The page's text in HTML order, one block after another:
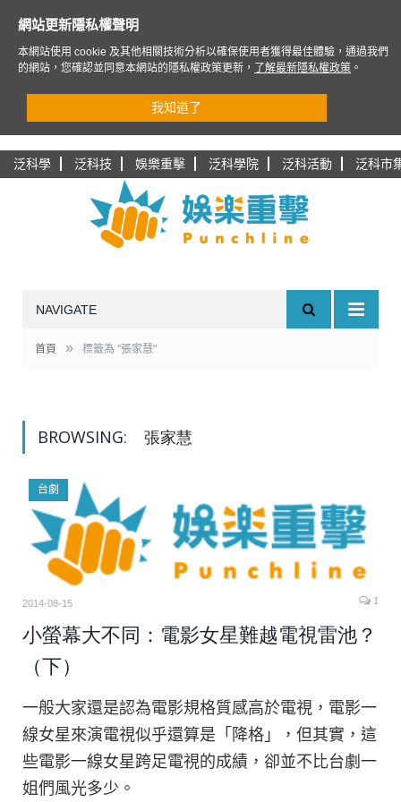
泛科學 泛科技 娛樂重擊 泛科學院 泛科活動 泛科市
NAVIGATE
首頁 » 標籤為 "張家慧"
BROWSING: 張家慧
台劇
2014-08-15 1
小螢幕大不同：電影女星難越電視雷池？
（下）
一般大家還是認為電影規格質感高於電視，電影一
線女星來演電視似乎還算是「降格」，但其實，這
些電影一線女星跨足電視的成績，卻並不比台劇一
姐們風光多少。
網站更新隱私權聲明
本網站使用 cookie 及其他相關技術分析以確保使用者獲得最佳體驗，通過我們
的網站，您確認並同意本網站的隱私權政策更新，
了解最新隱私權政策 。
我知道了